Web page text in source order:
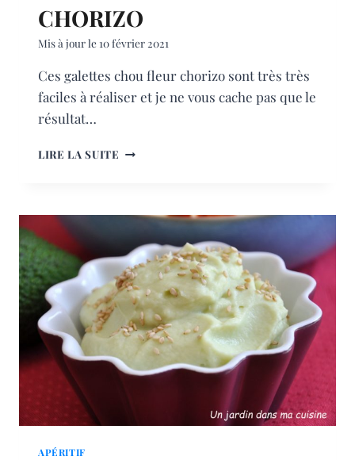
CHORIZO
Mis à jour le 10 février 2021
Ces galettes chou fleur chorizo sont très très
faciles à réaliser et je ne vous cache pas que le
résultat…
LIRE LA SUITE GALETTES
APÉRITIF